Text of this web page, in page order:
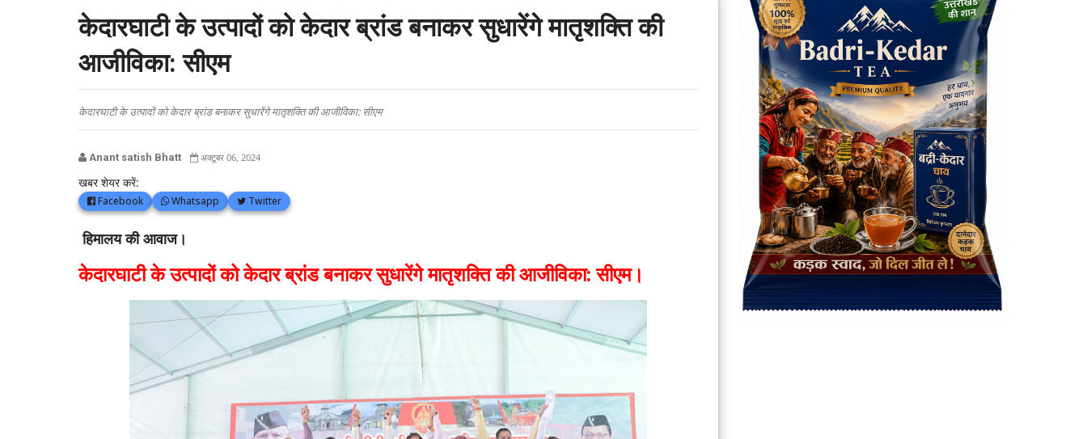
केदारघाटी के उत्पादों को केदार ब्रांड बनाकर सुधारेंगे मातृशक्ति की
आजीविका: सीएम
केदारघाटी के उत्पादों को केदार ब्रांड बनाकर सुधारेंगे मातृशक्ति की आजीविका: सीएम
Anant satish Bhatt अक्टूबर 06, 2024
खबर शेयर करें:
Facebook Whatsapp Twitter
हिमालय की आवाज।
केदारघाटी के उत्पादों को केदार ब्रांड बनाकर सुधारेंगे मातृशक्ति की आजीविका: सीएम।